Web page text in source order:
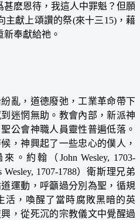
麽恩待，我這人中罪魁？但願
主獻上頌讚的祭(來十三15)，藉
奉獻給祂。
亂，道德廢弛，工業革命帶下
迷惘無助。教會內部，新派神
公會神職人員靈性普遍低落。
，神興起了一些忠心的僕人，
。約翰（John Wesley, 1703-
Wesley, 1707-1788）衛斯理兄弟
運動，呼籲過分別為聖，循規
活，喚醒了當時腐敗黑暗的英
，從死沉的宗教儀文中覺醒過